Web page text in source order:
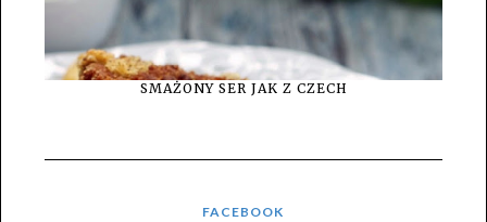
SMAŻONY SER JAK Z CZECH
FACEBOOK